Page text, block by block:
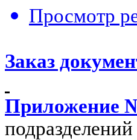
Просмотр
Заказ
Приложение